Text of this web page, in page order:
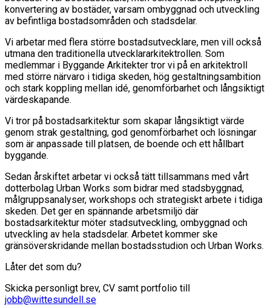
konvertering av bostäder, varsam ombyggnad och utveckling
av befintliga bostadsområden och stadsdelar.
Vi arbetar med flera större bostadsutvecklare, men vill också
utmana den traditionella utvecklararkitektrollen. Som
medlemmar i Byggande Arkitekter tror vi på en arkitektroll
med större närvaro i tidiga skeden, hög gestaltningsambition
och stark koppling mellan idé, genomförbarhet och långsiktigt
värdeskapande.
Vi tror på bostadsarkitektur som skapar långsiktigt värde
genom strak gestaltning, god genomförbarhet och lösningar
som är anpassade till platsen, de boende och ett hållbart
byggande.
Sedan årskiftet arbetar vi också tätt tillsammans med vårt
dotterbolag Urban Works som bidrar med stadsbyggnad,
målgruppsanalyser, workshops och strategiskt arbete i tidiga
skeden. Det ger en spännande arbetsmiljö där
bostadsarkitektur möter stadsutveckling, ombyggnad och
utveckling av hela stadsdelar. Arbetet kommer ske
gränsöverskridande mellan bostadsstudion och Urban Works.
Låter det som du?
Skicka personligt brev, CV samt portfolio till
jobb@wittesundell.se